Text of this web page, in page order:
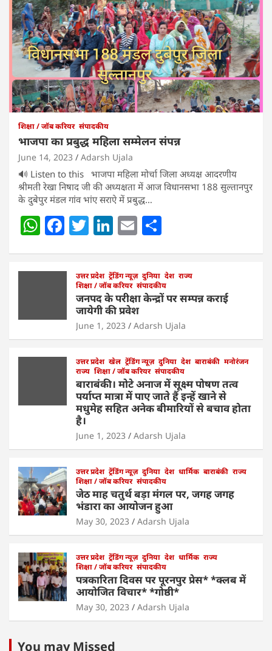
शिक्षा / जॉब करियर संपादकीय
भाजपा का प्रबुद्ध महिला सम्मेलन संपन्न
June 14, 2023 Adarsh Ujala
🔊 Listen to this भाजपा महिला मोर्चा जिला अध्यक्ष आदरणीय
श्रीमती रेखा निषाद जी की अध्यक्षता में आज विधानसभा 188 सुल्तानपुर
के दुबेपुर मंडल गांव भांए सराऐ में प्रबुद्ध…
W
at
p
p
F
c
b
o
o
k
T
er
Li
e
dI
n
E
l e
उत्तर प्रदेश ट्रेंडिंग न्यूज़ दुनिया देश राज्य
शिक्षा / जॉब करियर संपादकीय
जनपद के परीक्षा केन्द्रों पर सम्पन्न कराई
जायेगी की प्रवेश
June 1, 2023 Adarsh Ujala
उत्तर प्रदेश खेल ट्रेंडिंग न्यूज़ दुनिया देश बाराबंकी मनोरंजन
राज्य शिक्षा / जॉब करियर संपादकीय
बाराबंकी। मोटे अनाज में सूक्ष्म पोषण तत्व
पर्याप्त मात्रा में पाए जाते हैं इन्हें खाने से
मधुमेह सहित अनेक बीमारियों से बचाव होता
है।
June 1, 2023 Adarsh Ujala
उत्तर प्रदेश ट्रेंडिंग न्यूज़ दुनिया देश धार्मिक बाराबंकी राज्य
शिक्षा / जॉब करियर संपादकीय
जेठ माह चतुर्थ बड़ा मंगल पर, जगह जगह
भंडारा का आयोजन हुआ
May 30, 2023 Adarsh Ujala
उत्तर प्रदेश ट्रेंडिंग न्यूज़ दुनिया देश धार्मिक राज्य
शिक्षा / जॉब करियर संपादकीय
पत्रकारिता दिवस पर पूरनपुर प्रेस* *क्लब में
आयोजित विचार* *गोष्ठी*
May 30, 2023 Adarsh Ujala
You may Missed